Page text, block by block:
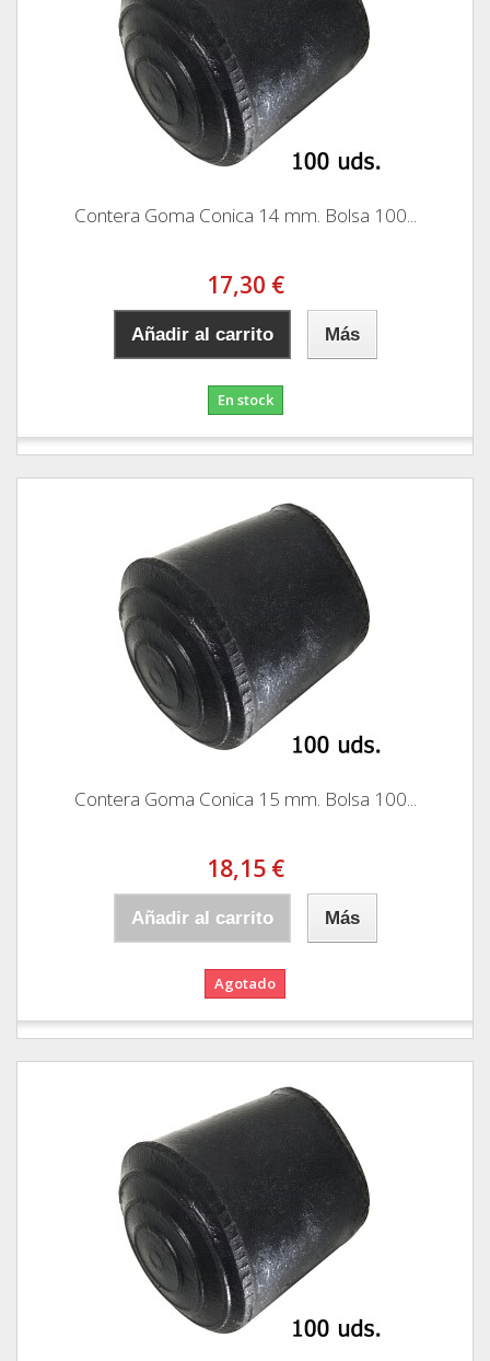
Contera Goma Conica 14 mm. Bolsa 100...
17,30 €
Añadir al carrito Más
En stock
Contera Goma Conica 15 mm. Bolsa 100...
18,15 €
Añadir al carrito Más
Agotado